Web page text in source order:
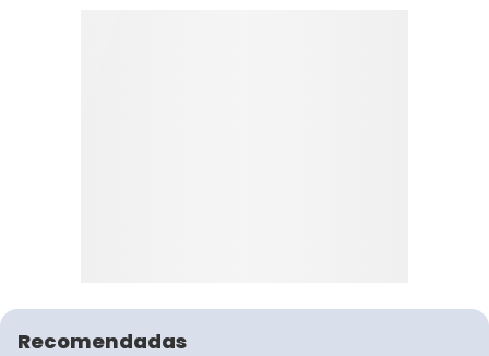
Recomendadas